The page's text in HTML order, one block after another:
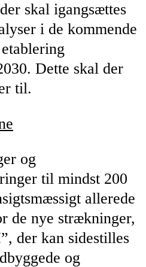
skal igangsættes
i de kommende
Dette skal der
til.
og
til mindst 200
allerede
de nye strækninger,
der kan sidestilles
og